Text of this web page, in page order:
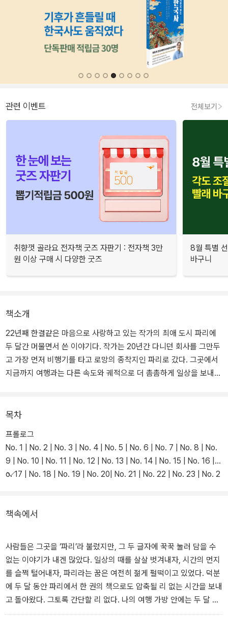
관련 이벤트 전체보기
취향껏 골라요 전자책 굿즈 자판기 : 전자책 3만
원 이상 구매 시 다양한 굿즈
8월 특별
바구니
책소개
22년째 한결같은 마음으로 사랑하고 있는 작가의 최애 도시 파리에
두 달간 머물면서 쓴 이야기다. 작가는 20년간 다니던 회사를 그만두
고 가장 먼저 비행기를 타고 로망의 종착지인 파리로 갔다. 그곳에서
지금까지 여행과는 다른 속도와 궤적으로 더 촘촘하게 일상을 보내다
특별한 바람과 빛, 소리가 있고 감촉이 있던 풍경, 그곳에만 존재했던
렘을 가득 느낄 수 있는 책이다. 또한 퇴사 후, ‘자연인’이 된 작가가 파
리에서 만난 수많은 ‘무정형의 삶’에 대한 사색도 담았다. 자기 앞에
놓인 새로운 생의 시간에 대해 스스로 묻고 답을 찾아가는 여정이 펼
쳐진다.
목차
프롤로그
No. 1 | No. 2 | No. 3 | No. 4 | No. 5 | No. 6 | No. 7 | No. 8 | No.
9 | No. 10 | No. 11 | No. 12 | No. 13 | No. 14 | No. 15 | No. 16 | N
o. 17 | No. 18 | No. 19 | No. 20| No. 21 | No. 22 | No. 23 | No. 2
o. 39 | No. 40
책속에서
사람들은 그곳을 ‘파리’라 불렀지만, 그 두 글자에 꾹꾹 눌러 담을 수
없는 이야기가 내겐 많았다. 일상의 때를 살살 벗겨내자, 시간의 먼지
를 슬쩍 털어내자, 파리라는 꿈은 여전히 젊게 펄떡이고 있었다. 덕분
에 두 달 동안 파리에서 한 권의 책으로도 압축될 리 없는 시간을 보내
고 돌아왔다. 그토록 간단할 리 없다. 나의 여행 가방 안에는 두 달 동
안의 짐뿐만이 아니라 수십 년의 시간이 함께 담겼으니까.